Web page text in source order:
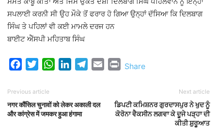
ਸਪਲਾਈ ਕਰਨੀ ਸੀ ਉਹ ਮੌਕੇ ਤੋਂ ਫਰਾਰ ਹੋ ਗਿਆ ਉਨ੍ਹਾਂ ਦੱਸਿਆ ਕਿ ਦਿਲਬਾਗ
ਸਿੰਘ ਤੇ ਪਹਿਲਾਂ ਵੀ ਕਈ ਮਾਮਲੇ ਦਰਜ ਹਨ
ਬਾਈਟ ਐੱਸਪੀ ਮਹਿਤਾਬ ਸਿੰਘ
FacebookTwitterWhatsAppLinkedInTelegram
Email Print
Share
Previous article
नगर कौंसिल चुनावों को लेकर अकाली दल
और कांग्रेस में जमकर हुआ हंगामा
Next article
ਡਿਪਟੀ ਕਮਿਸ਼ਨਰ ਗੁਰਦਾਸਪੁਰ ਨੇ ਖੁਦ ਨੂੰ
ਕੋਰੋਨਾ ਵੈਕਸੀਨ ਲਗਵਾ ਕੇ ਦੂਜੇ ਪੜ੍ਹਾ ਦੀ
ਕੀਤੀ ਸ਼ੁਰੂਆਤ